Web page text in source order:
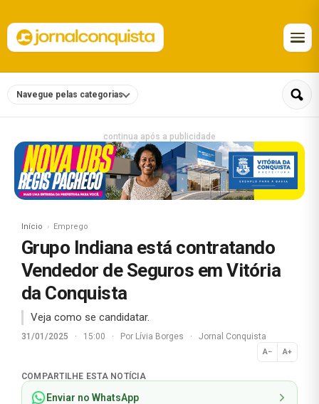
Navegue pelas categorias
continua após a publicidade
Início Emprego
Grupo Indiana está contratando
Vendedor de Seguros em Vitória
da Conquista
Veja como se candidatar.
31/01/2025 · 15:00 · Por Lívia Borges · Jornal Conquista
A− A+
Normal
COMPARTILHE ESTA NOTÍCIA
Enviar no WhatsApp